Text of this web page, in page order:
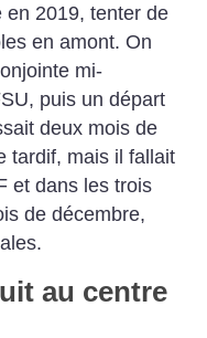
en 2019, tenter de
en amont. On
mi-
puis un départ
deux mois de
tardif, mais il fallait
et dans les trois
de décembre,
au centre